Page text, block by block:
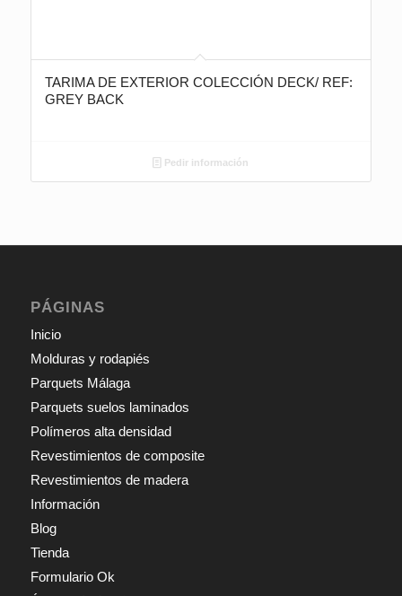
TARIMA DE EXTERIOR COLECCIÓN DECK/ REF:
GREY BACK
Pedir información
PÁGINAS
Inicio
Molduras y rodapiés
Parquets Málaga
Parquets suelos laminados
Polímeros alta densidad
Revestimientos de composite
Revestimientos de madera
Información
Blog
Tienda
Formulario Ok